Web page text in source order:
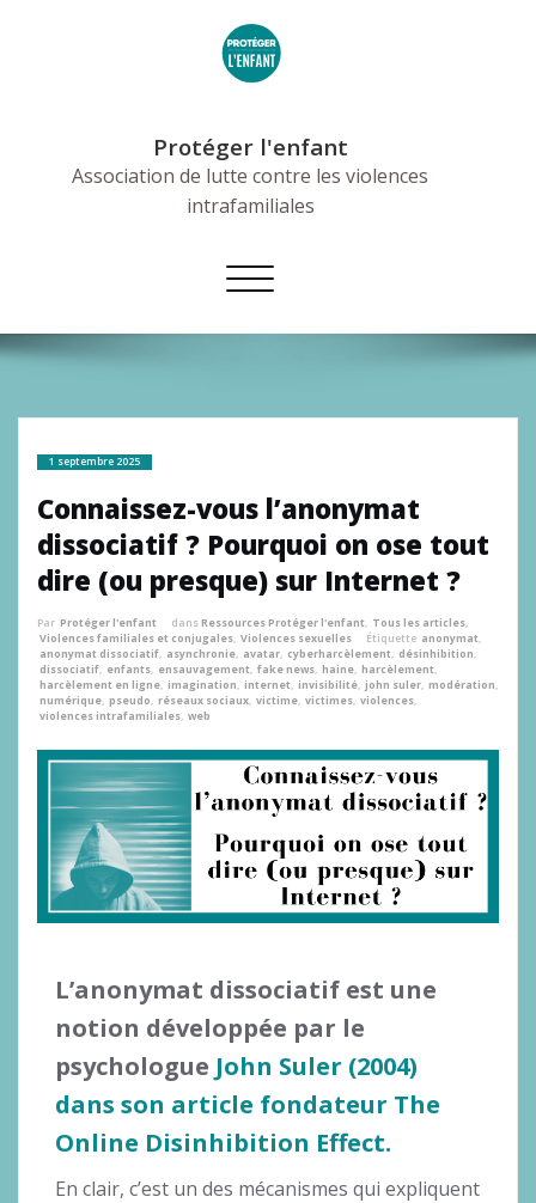
Protéger l'enfant
Association de lutte contre les violences
intrafamiliales
Afficher/masquer
la
1 septembre 2025
Connaissez-vous l’anonymat
dissociatif ? Pourquoi on ose tout
dire (ou presque) sur Internet ?
Par Protéger l'enfant dansRessources Protéger l'enfant, Tous les articles,
Violences familiales et conjugales, Violences sexuelles Étiquette anonymat,
anonymat dissociatif, asynchronie, avatar, cyberharcèlement, désinhibition,
dissociatif, enfants, ensauvagement, fake news, haine, harcèlement,
harcèlement en ligne, imagination, internet, invisibilité, john suler, modération,
numérique, pseudo, réseaux sociaux, victime, victimes, violences,
violences intrafamiliales, web
L’anonymat dissociatif est une
notion développée par le
psychologue John Suler (2004)
dans son article fondateur The
Online Disinhibition Effect.
En clair, c’est un des mécanismes qui expliquent